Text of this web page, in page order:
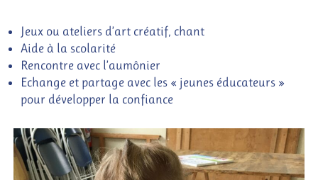
Jeux ou ateliers d’art créatif, chant
Aide à la scolarité
Rencontre avec l’aumônier
Echange et partage avec les « jeunes éducateurs »
pour développer la confiance